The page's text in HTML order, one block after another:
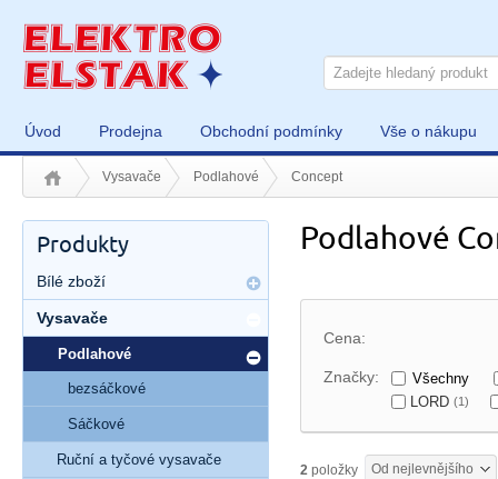
Úvod Prodejna Obchodní podmínky Vše o nákupu
Vysavače Podlahové Concept
Podlahové
Cena:
Značky:
Všechny
LORD (1)
2 položky Od nejlevnějšího
Produkty
Bílé zboží
Vysavače
Podlahové
bezsáčkové
Sáčkové
Ruční a tyčové vysavače